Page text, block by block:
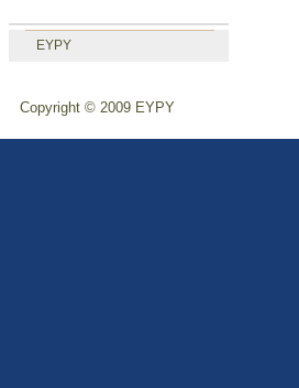
EYPY
Copyright © 2009 EYPY